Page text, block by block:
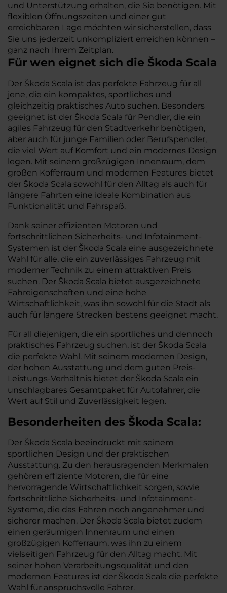
und Unterstützung erhalten, die Sie benötigen. Mit
flexiblen Öffnungszeiten und einer gut
erreichbaren Lage möchten wir sicherstellen, dass
Sie uns jederzeit unkompliziert erreichen können –
ganz nach Ihrem Zeitplan.
Für wen eignet sich die Škoda Scala
Der Škoda Scala ist das perfekte Fahrzeug für all
jene, die ein kompaktes, sportliches und
gleichzeitig praktisches Auto suchen. Besonders
geeignet ist der Škoda Scala für Pendler, die ein
agiles Fahrzeug für den Stadtverkehr benötigen,
aber auch für junge Familien oder Berufspendler,
die viel Wert auf Komfort und ein modernes Design
legen. Mit seinem großzügigen Innenraum, dem
großen Kofferraum und modernen Features bietet
der Škoda Scala sowohl für den Alltag als auch für
längere Fahrten eine ideale Kombination aus
Funktionalität und Fahrspaß.
Dank seiner effizienten Motoren und
fortschrittlichen Sicherheits- und Infotainment-
Systemen ist der Škoda Scala eine ausgezeichnete
Wahl für alle, die ein zuverlässiges Fahrzeug mit
moderner Technik zu einem attraktiven Preis
suchen. Der Škoda Scala bietet ausgezeichnete
Fahreigenschaften und eine hohe
Wirtschaftlichkeit, was ihn sowohl für die Stadt als
auch für längere Strecken bestens geeignet macht.
Für all diejenigen, die ein sportliches und dennoch
praktisches Fahrzeug suchen, ist der Škoda Scala
die perfekte Wahl. Mit seinem modernen Design,
der hohen Ausstattung und dem guten Preis-
Leistungs-Verhältnis bietet der Škoda Scala ein
unschlagbares Gesamtpaket für Autofahrer, die
Wert auf Stil und Zuverlässigkeit legen.
Besonderheiten des Škoda Scala:
Der Škoda Scala beeindruckt mit seinem
sportlichen Design und der praktischen
Ausstattung. Zu den herausragenden Merkmalen
gehören effiziente Motoren, die für eine
hervorragende Wirtschaftlichkeit sorgen, sowie
fortschrittliche Sicherheits- und Infotainment-
Systeme, die das Fahren noch angenehmer und
sicherer machen. Der Škoda Scala bietet zudem
einen geräumigen Innenraum und einen
großzügigen Kofferraum, was ihn zu einem
vielseitigen Fahrzeug für den Alltag macht. Mit
seiner hohen Verarbeitungsqualität und den
modernen Features ist der Škoda Scala die perfekte
Wahl für anspruchsvolle Fahrer.